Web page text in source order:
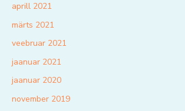
aprill 2021
märts 2021
veebruar 2021
jaanuar 2021
jaanuar 2020
november 2019